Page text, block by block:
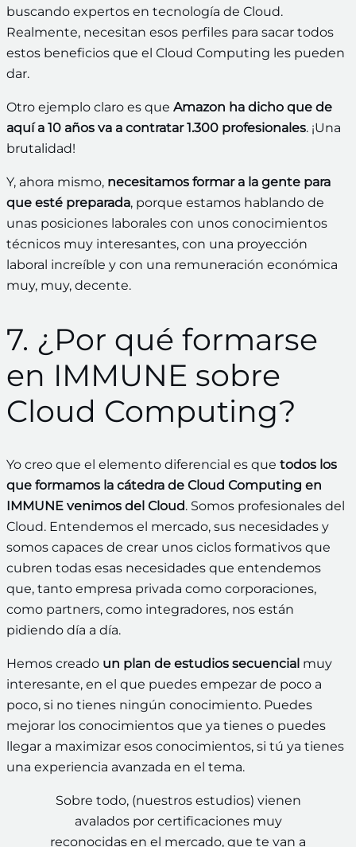
buscando expertos en tecnología de Cloud.
Realmente, necesitan esos perfiles para sacar todos
estos beneficios que el Cloud Computing les pueden
dar.
Otro ejemplo claro es que Amazon ha dicho que de
aquí a 10 años va a contratar 1.300 profesionales. ¡Una
brutalidad!
Y, ahora mismo, necesitamos formar a la gente para
que esté preparada, porque estamos hablando de
unas posiciones laborales con unos conocimientos
técnicos muy interesantes, con una proyección
laboral increíble y con una remuneración económica
muy, muy, decente.
7. ¿Por qué formarse
en IMMUNE sobre
Cloud Computing?
Yo creo que el elemento diferencial es que todos los
que formamos la cátedra de Cloud Computing en
IMMUNE venimos del Cloud. Somos profesionales del
Cloud. Entendemos el mercado, sus necesidades y
somos capaces de crear unos ciclos formativos que
cubren todas esas necesidades que entendemos
que, tanto empresa privada como corporaciones,
como partners, como integradores, nos están
pidiendo día a día.
Hemos creado un plan de estudios secuencial muy
interesante, en el que puedes empezar de poco a
poco, si no tienes ningún conocimiento. Puedes
mejorar los conocimientos que ya tienes o puedes
llegar a maximizar esos conocimientos, si tú ya tienes
una experiencia avanzada en el tema.
Sobre todo, (nuestros estudios) vienen
avalados por certificaciones muy
reconocidas en el mercado, que te van a